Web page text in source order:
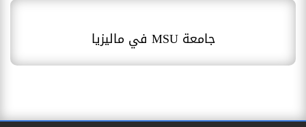
جامعة MSU في ماليزيا